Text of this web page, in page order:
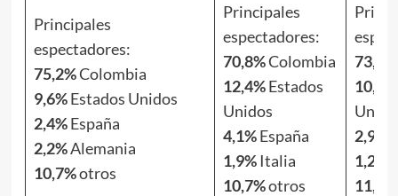
Principales
espectadores:
75,2%Colombia
9,6%Estados Unidos
2,4%España
2,2%Alemania
10,7%otros
Principales
espectadores:
70,8%Colombia
12,4%Estados
Unidos
4,1%España
1,9%Italia
10,7%otros
73,2%
10,8%
2,9%
1,2%
11,9%